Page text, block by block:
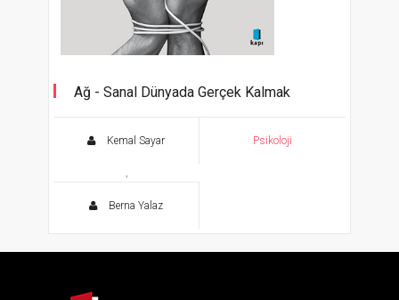
Ağ - Sanal Dünyada Gerçek Kalmak
Kemal Sayar
Berna Yalaz
Psikoloji